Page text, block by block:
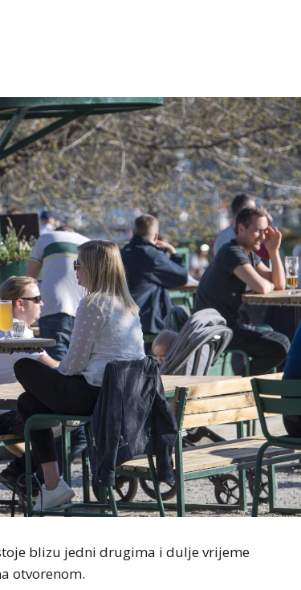
blizu jedni drugima i dulje vrijeme
otvorenom.